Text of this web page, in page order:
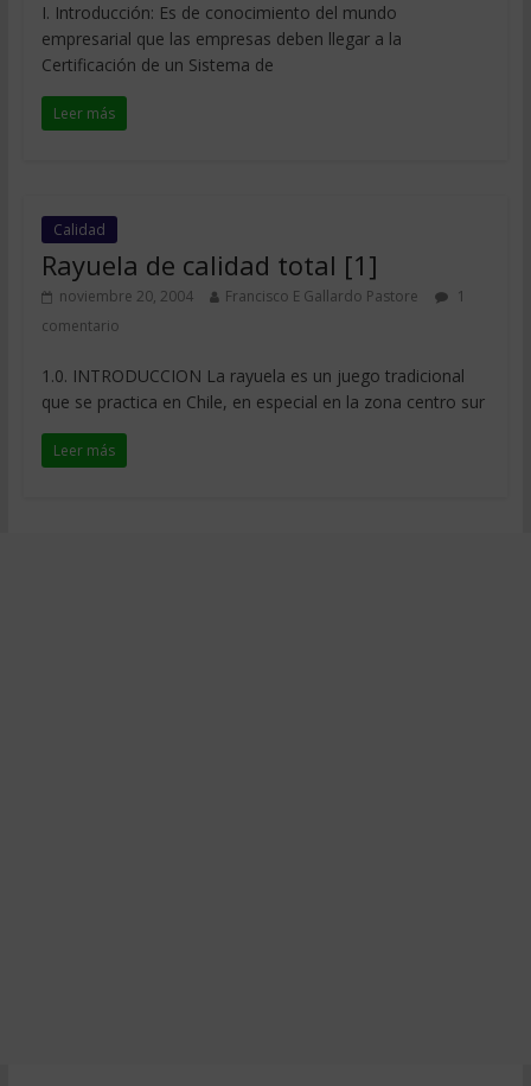
I. Introducción: Es de conocimiento del mundo
empresarial que las empresas deben llegar a la
Certificación de un Sistema de
Leer más
Calidad
Rayuela de calidad total [1]
noviembre 20, 2004 Francisco E Gallardo Pastore
1
comentario
1.0. INTRODUCCION La rayuela es un juego tradicional
que se practica en Chile, en especial en la zona centro sur
Leer más